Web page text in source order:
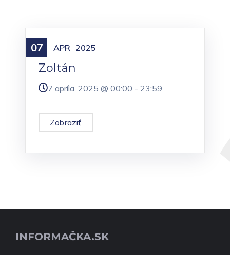
07 APR 2025
Meniny
Zoltán
7 apríla, 2025 @ 00:00 - 23:59
Zobraziť
INFORMAČKA.SK